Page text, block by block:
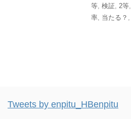
等, 検証, 2等,
率, 当たる？ ,
Tweets by enpitu_HBenpitu